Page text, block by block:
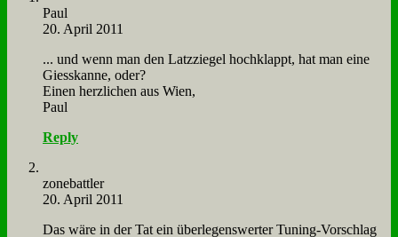
Paul
20. April 2011
... und wenn man den Latz­zie­gel hoch­klappt, hat man ei­ne
Giess­kan­ne, oder?
Ei­nen herz­li­chen aus Wien,
Paul
Reply
zone­batt­ler
20. April 2011
Das wä­re in der Tat ein über­le­gens­wer­ter Tu­ning-Vor­schlag